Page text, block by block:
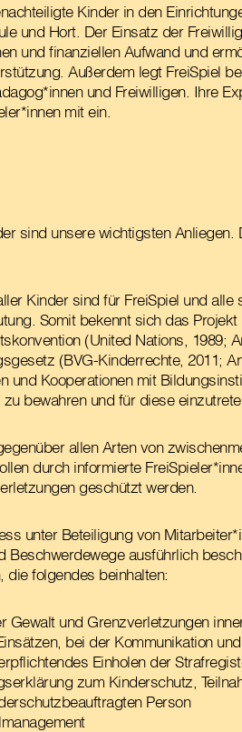
Kinder in den
und Hort. Der Einsatz der
und finanziellen Aufwand und
Außerdem legt FreiSpiel
und Freiwilligen. Ihre
mit ein.
sind unsere wichtigsten Anliegen.
Kinder sind für FreiSpiel und alle
Somit bekennt sich das
(United Nations, 1989;
(BVG-Kinderrechte, 2011;
und Kooperationen mit
bewahren und für diese
allen Arten von
durch informierte
geschützt werden.
unter Beteiligung von
Beschwerdewege ausführlich
die folgendes beinhalten:
Gewalt und Grenzverletzungen
bei der Kommunikation
Einholen der
zum Kinderschutz,
Person